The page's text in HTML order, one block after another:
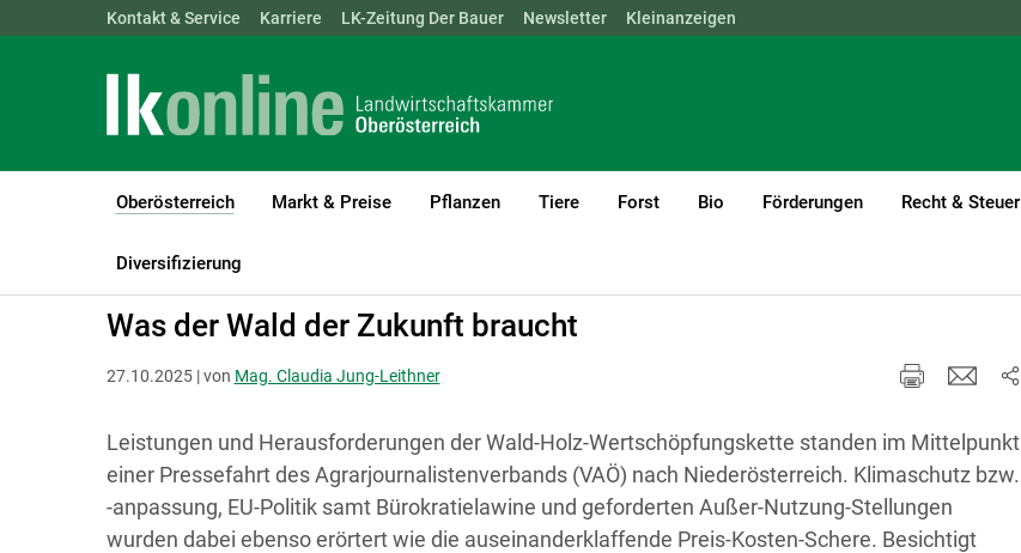
Landwirtschaftskammern: ÖSTERREICH BGLD KTN NÖ OÖ SBG STMK
Kontakt & Service Karriere LK-Zeitung Der Bauer Newsletter Kleinanzeigen
Oberösterreich
(current)1
Markt & Preise Pflanzen Tiere Forst Bio Förderungen Recht & Steuer
Diversifizierung
LK Oberösterreich Oberösterreich
Was der Wald der Zukunft braucht
27.10.2025 | von Mag. Claudia Jung-Leithner
Leistungen und Herausforderungen der Wald-Holz-Wertschöpfungskette standen im Mittelpunkt
einer Pressefahrt des Agrarjournalistenverbands (VAÖ) nach Niederösterreich. Klimaschutz bzw.
-anpassung, EU-Politik samt Bürokratielawine und geforderten Außer-Nutzung-Stellungen
wurden dabei ebenso erörtert wie die auseinanderklaffende Preis-Kosten-Schere. Besichtigt